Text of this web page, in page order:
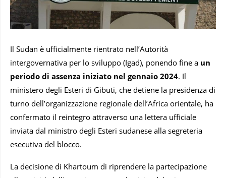
Il Sudan è ufficialmente rientrato nell’Autorità
intergovernativa per lo sviluppo (Igad), ponendo fine a un
periodo di assenza iniziato nel gennaio 2024. Il
ministero degli Esteri di Gibuti, che detiene la presidenza di
turno dell’organizzazione regionale dell’Africa orientale, ha
confermato il reintegro attraverso una lettera ufficiale
inviata dal ministro degli Esteri sudanese alla segreteria
esecutiva del blocco.
La decisione di Khartoum di riprendere la partecipazione